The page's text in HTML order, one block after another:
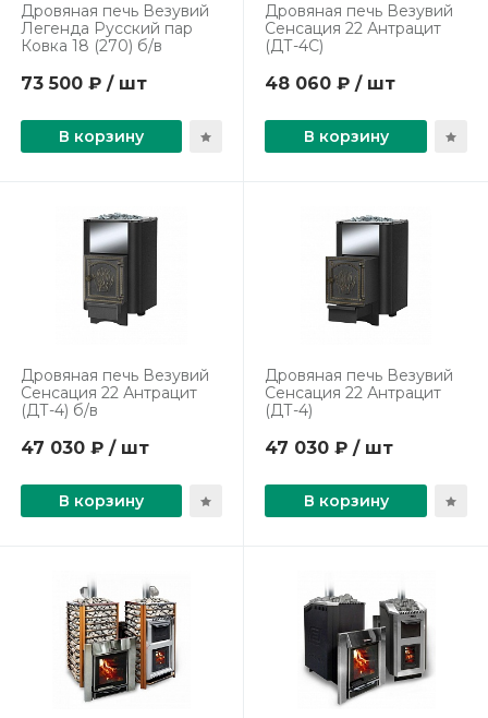
Дровяная печь Везувий
Легенда Русский пар
Ковка 18 (270) б/в
73 500 ₽ / шт
В корзину
Дровяная печь Везувий
Сенсация 22 Антрацит
(ДТ-4С)
48 060 ₽ / шт
В корзину
Дровяная печь Везувий
Сенсация 22 Антрацит
(ДТ-4) б/в
47 030 ₽ / шт
В корзину
Дровяная печь Везувий
Сенсация 22 Антрацит
(ДТ-4)
47 030 ₽ / шт
В корзину